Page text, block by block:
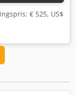
€ 525, US$